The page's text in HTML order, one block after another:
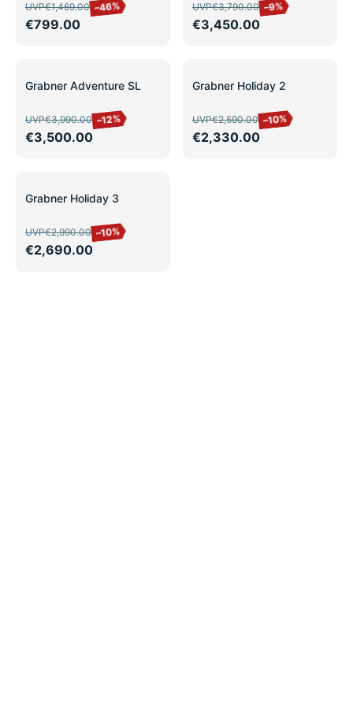
gebraucht/Ausstellung
UVP€1,469.00 –46%
€799.00
UVP€3,790.00 –9%
€3,450.00
SALE
Grabner Adventure SL
UVP€3,990.00 –12%
€3,500.00
SALE
Grabner Holiday 2
UVP€2,590.00 –10%
€2,330.00
SALE
Grabner Holiday 3
UVP€2,990.00 –10%
€2,690.00